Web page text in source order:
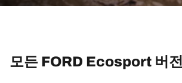
모든 FORD Ecosport 버전